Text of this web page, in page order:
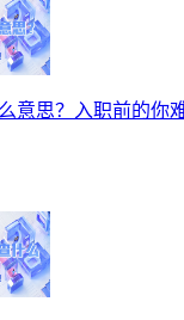
意思？入职前的你